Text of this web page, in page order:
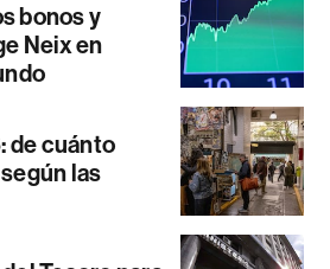
bonos y
Neix en
de cuánto
las